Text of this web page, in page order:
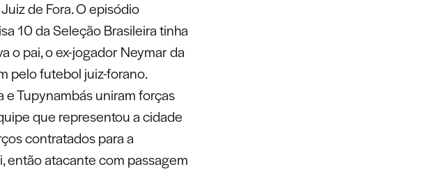
Juiz de Fora. O episódio
10 da Seleção Brasileira tinha
o pai, o ex-jogador Neymar da
pelo futebol juiz-forano.
e Tupynambás uniram forças
que representou a cidade
contratados para a
então atacante com passagem